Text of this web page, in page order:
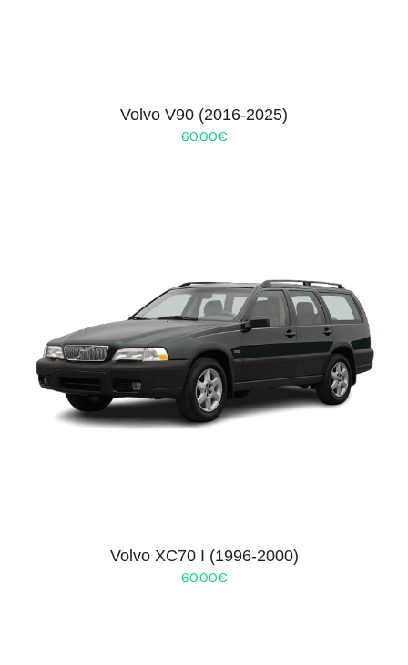
Volvo V90 (2016-2025)
60.00€
Volvo XC70 I (1996-2000)
60.00€